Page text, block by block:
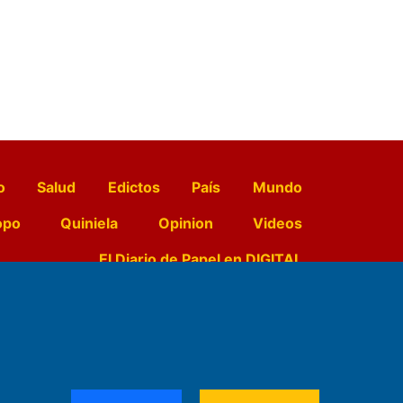
Salud Edictos País
Mundo
Quiniela Opinion
Videos
El Diario de Papel en DIGITAL